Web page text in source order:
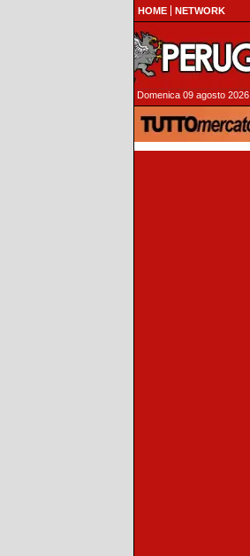
HOME NETWORK
Domenica 09 agosto 2026